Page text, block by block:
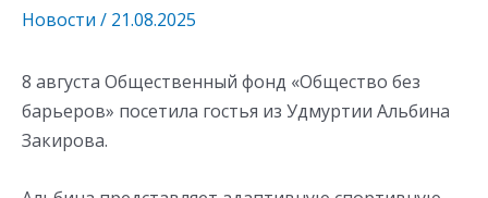
Новости / 21.08.2025
8 августа Общественный фонд «Общество без
барьеров» посетила гостья из Удмуртии Альбина
Закирова.